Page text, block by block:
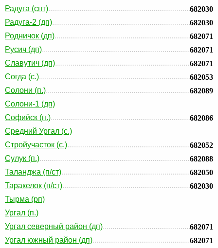
Радуга (снт)
682030
Радуга-2 (дп)
682030
Родничок (дп)
682071
Русич (дп)
682071
Славутич (дп)
682071
Согда (с.)
682053
Солони (п.)
682089
Солони-1 (дп)
Софийск (п.)
682086
Средний Ургал (с.)
Стройучасток (с.)
682052
Сулук (п.)
682088
Таланджа (п/ст)
682050
Таракелок (п/ст)
682030
Тырма (рп)
Ургал (п.)
Ургал северный район (дп)
682071
Ургал южный район (дп)
682071